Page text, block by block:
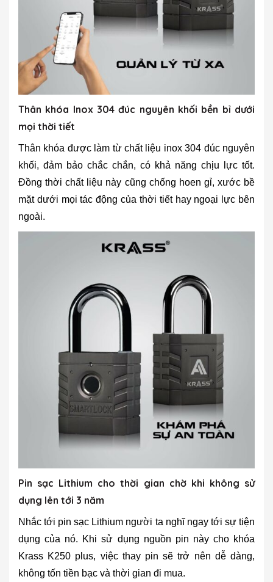
Thân khóa Inox 304 đúc nguyên khối bền bỉ dưới
mọi thời tiết
Thân khóa được làm từ chất liệu inox 304 đúc nguyên
khối, đảm bảo chắc chắn, có khả năng chịu lực tốt.
Đồng thời chất liệu này cũng chống hoen gỉ, xước bề
mặt dưới mọi tác động của thời tiết hay ngoại lực bên
ngoài.
Pin sạc Lithium cho thời gian chờ khi không sử
dụng lên tới 3 năm
Nhắc tới pin sạc Lithium người ta nghĩ ngay tới sự tiện
dụng của nó. Khi sử dụng nguồn pin này cho khóa
Krass K250 plus, việc thay pin sẽ trở nên dễ dàng,
không tốn tiền bạc và thời gian đi mua.